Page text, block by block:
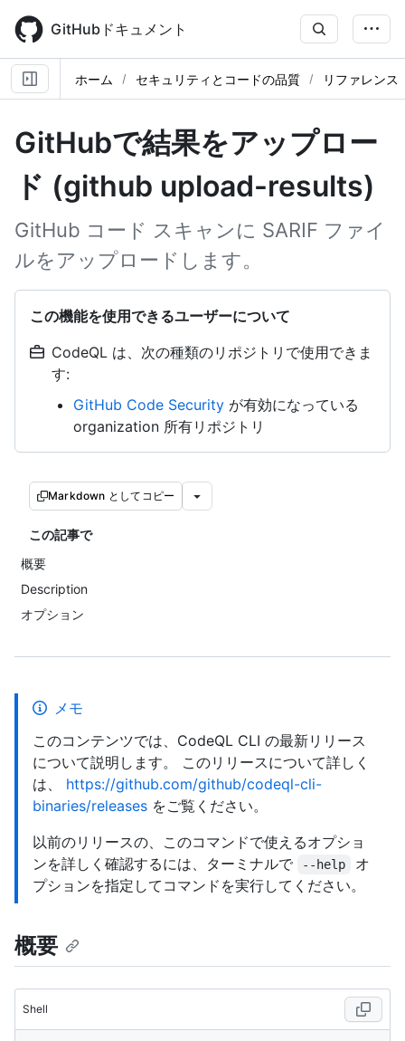
main
content
GitHubドキュメント
ホーム セキュリティとコードの品質 リファレンス
GitHubで結果をアップロー
ド (github upload-results)
GitHub コード スキャンに SARIF ファイ
ルをアップロードします。
この機能を使用できるユーザーについて
CodeQL は、次の種類のリポジトリで使用できま
す:
GitHub Code Security が有効になっている
organization 所有リポジトリ
Markdown としてコピー
この記事で
概要
Description
オプション
メモ
このコンテンツでは、CodeQL CLI の最新リリース
について説明します。 このリリースについて詳しく
は、 https://github.com/github/codeql-cli-
binaries/releases をご覧ください。
以前のリリースの、このコマンドで使えるオプショ
ンを詳しく確認するには、ターミナルで
--help
オ
プションを指定してコマンドを実行してください。
概要
Shell